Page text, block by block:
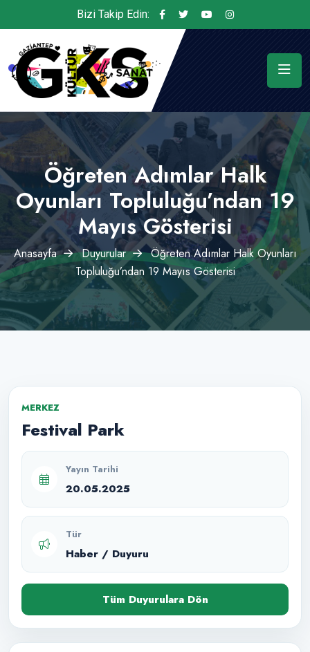
Bizi Takip Edin:
Öğreten Adımlar Halk
Oyunları Topluluğu’ndan 19
Mayıs Gösterisi
Anasayfa Duyurular
Öğreten Adımlar Halk Oyunları
Topluluğu’ndan 19 Mayıs Gösterisi
MERKEZ
Festival Park
Yayın Tarihi
20.05.2025
Tür
Haber / Duyuru
Tüm Duyurulara Dön